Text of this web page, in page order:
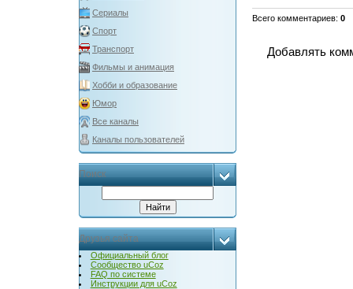
Сериалы
Спорт
Транспорт
Фильмы и анимация
Хобби и образование
Юмор
Все каналы
Каналы пользователей
Поиск
Друзья сайта
Официальный блог
Сообщество uCoz
FAQ по системе
Инструкции для uCoz
Всего комментариев: 0
Добавлять